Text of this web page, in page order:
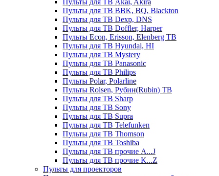
Пульты для ТВ Akai, Akira
Пульты для ТВ BBK, BQ, Blackton
Пульты для ТВ Dexp, DNS
Пульты для ТВ Doffler, Harper
Пульты Econ, Erisson, Elenberg ТВ
Пульты для ТВ Hyundai, HI
Пульты для ТВ Mystery
Пульты для ТВ Panasonic
Пульты для ТВ Philips
Пульты Polar, Polarline
Пульты Rolsen, Рубин(Rubin) ТВ
Пульты для ТВ Sharp
Пульты для ТВ Sony
Пульты для ТВ Supra
Пульты для ТВ Telefunken
Пульты для ТВ Thomson
Пульты для ТВ Toshiba
Пульты для ТВ прочие A...J
Пульты для ТВ прочие K...Z
Пульты для проекторов